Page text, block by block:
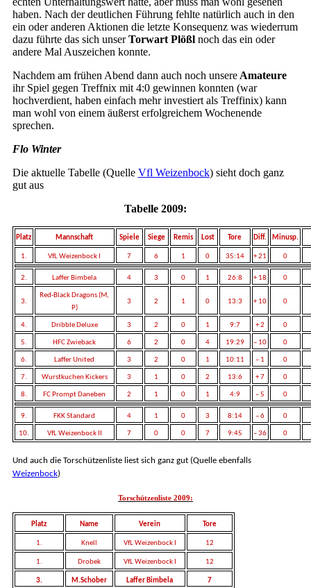
haben. Nach der deutlichen Führung fehlte natürlich auch in den
ein oder anderen Aktionen die letzte Konsequenz was wiederrum
dazu führte das sich unserTorwart Plößlnoch das ein oder
andere Mal Auszeichen konnte.
Nachdem am frühen Abend dann auch noch unsereAmateure
ihr Spiel gegen Treffnix mit 4:0 gewinnen konnten (war
hochverdient, haben einfach mehr investiert als Treffinix) kann
man wohl von einem äußerst erfolgreichem Wochenende
sprechen.
Flo Winter
Die aktuelle Tabelle (Quelle Vfl Weizenbock) sieht doch ganz
gut aus
Tabelle 2009:
Platz Mannschaft Spiele Siege Remis Lost Tore Diff. Minusp.
1. VfL Weizenbock I 7 6 1 0 35:14 + 21 0
2. Laffer Bimbela 4 3 0 1 26:8 + 18 0
3.
Red-Black Dragons (M,
P)
3 2 1 0 13:3 + 10 0
4. Dribble Deluxe 3 2 0 1 9:7 + 2 0
5. HFC Zwieback 6 2 0 4 19:29 – 10 0
6. Laffer United 3 2 0 1 10:11 – 1 0
7. Wurstkuchen Kickers 3 1 0 2 13:6 + 7 0
8. FC Prompt Daneben 2 1 0 1 4:9 – 5 0
9. FKK Standard 4 1 0 3 8:14 – 6 0
10. VfL Weizenbock II 7 0 0 7 9:45 – 36 0
Und auch die Torschützenliste liest sich ganz gut (Quelle ebenfalls
Weizenbock)
Torschützenliste 2009:
Platz Name Verein Tore
1. Knell VfL Weizenbock I 12
1. Drobek VfL Weizenbock I 12
3. M.Schober Laffer Bimbela 7